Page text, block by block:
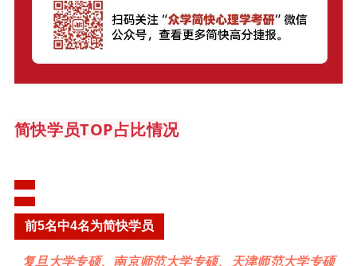
简快学员TOP占比情况
前5名中4名为简快学员
复旦大学专硕、南京师范大学专硕、天津师范大学专硕